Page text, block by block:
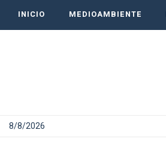
INICIO MEDIOAMBIENTE
8/8/2026